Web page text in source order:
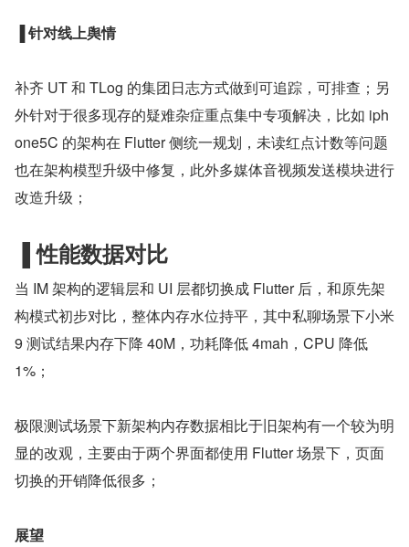
▐ 针对线上舆情
补齐 UT 和 TLog 的集团日志方式做到可追踪，可排查；另
外针对于很多现存的疑难杂症重点集中专项解决，比如 iph
one5C 的架构在 Flutter 侧统一规划，未读红点计数等问题
也在架构模型升级中修复，此外多媒体音视频发送模块进行
改造升级；
▐ 性能数据对比
当 IM 架构的逻辑层和 UI 层都切换成 Flutter 后，和原先架
构模式初步对比，整体内存水位持平，其中私聊场景下小米
9 测试结果内存下降 40M，功耗降低 4mah，CPU 降低
1%；
极限测试场景下新架构内存数据相比于旧架构有一个较为明
显的改观，主要由于两个界面都使用 Flutter 场景下，页面
切换的开销降低很多；
展望